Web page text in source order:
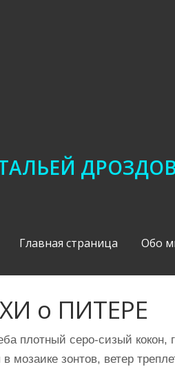
Главная страница Обо
о ПИТЕРЕ
плотный серо-сизый кокон,
мозаике зонтов, ветер